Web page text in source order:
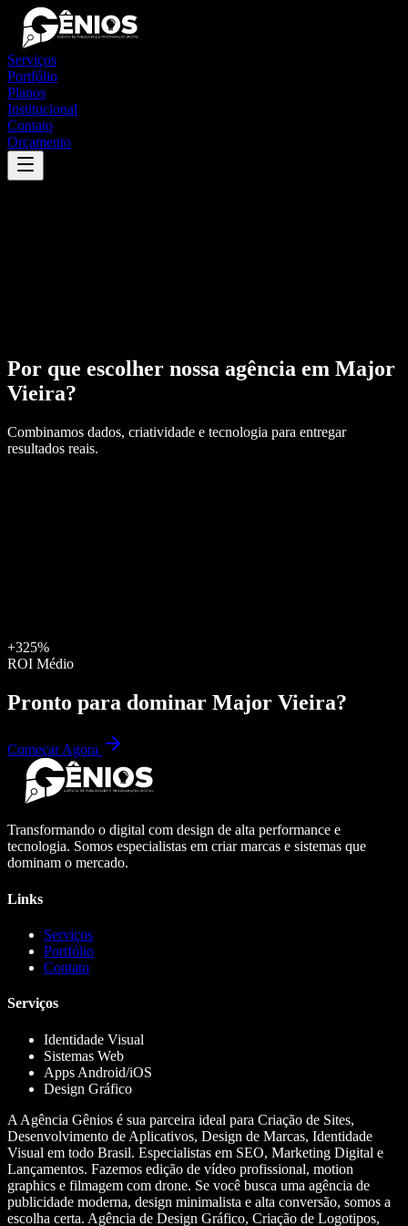
Serviços
Portfólio
Planos
Institucional
Contato
Orçamento
Por que escolher nossa agência em Major
Vieira?
Combinamos dados, criatividade e tecnologia para entregar
resultados reais.
+325%
ROI Médio
Pronto para dominar Major Vieira?
Começar Agora
Transformando o digital com design de alta performance e
tecnologia. Somos especialistas em criar marcas e sistemas que
dominam o mercado.
Links
Serviços
Portfólio
Contato
Serviços
Identidade Visual
Sistemas Web
Apps Android/iOS
Design Gráfico
A Agência Gênios é sua parceira ideal para Criação de Sites,
Desenvolvimento de Aplicativos, Design de Marcas, Identidade
Visual em todo Brasil. Especialistas em SEO, Marketing Digital e
Lançamentos. Fazemos edição de vídeo profissional, motion
graphics e filmagem com drone. Se você busca uma agência de
publicidade moderna, design minimalista e alta conversão, somos a
escolha certa. Agência de Design Gráfico, Criação de Logotipos,